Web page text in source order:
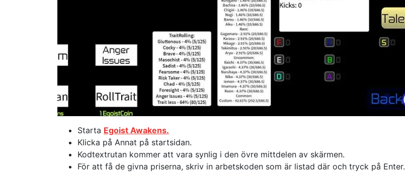
Starta Egoist Awakens.
Klicka på Annat på startsidan.
Kodtextrutan kommer att vara synlig i den övre mittdelen av skärmen.
För att få de givna priserna, skriv in arbetskoden som är listad där och tryck på Enter.